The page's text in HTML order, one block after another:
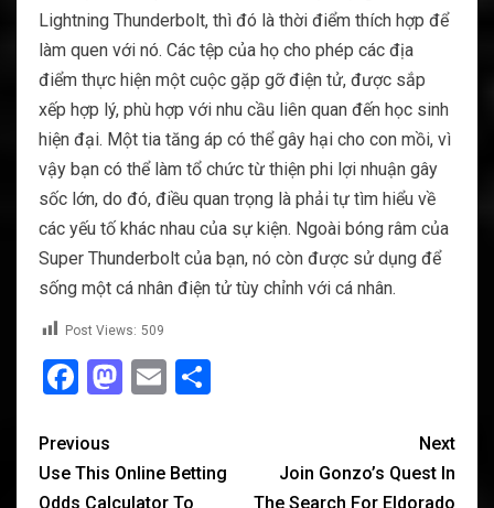
Lightning Thunderbolt, thì đó là thời điểm thích hợp để
làm quen với nó. Các tệp của họ cho phép các địa
điểm thực hiện một cuộc gặp gỡ điện tử, được sắp
xếp hợp lý, phù hợp với nhu cầu liên quan đến học sinh
hiện đại. Một tia tăng áp có thể gây hại cho con mồi, vì
vậy bạn có thể làm tổ chức từ thiện phi lợi nhuận gây
sốc lớn, do đó, điều quan trọng là phải tự tìm hiểu về
các yếu tố khác nhau của sự kiện. Ngoài bóng râm của
Super Thunderbolt của bạn, nó còn được sử dụng để
sống một cá nhân điện tử tùy chỉnh với cá nhân.
Post Views: 509
Facebook
Mastodon
Email
Previous
Use This Online Betting
Odds Calculator To
Next
Join Gonzo’s Quest In
The Search For Eldorado